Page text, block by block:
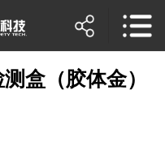
盒（胶体金）